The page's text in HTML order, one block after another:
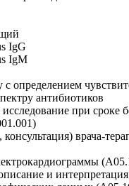
IgG
IgM
определением
антибиотиков
исследование при сроке
врача-
и интерпретация